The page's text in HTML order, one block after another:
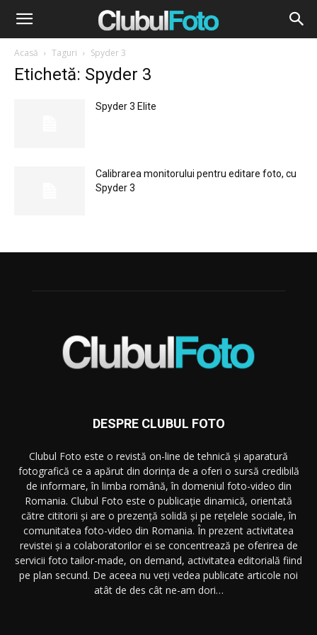
Acasă Taguri Spyder 3
Etichetă: Spyder 3
Spyder 3 Elite
Calibrarea monitorului pentru editare foto, cu
Spyder 3
DESPRE CLUBUL FOTO
Clubul Foto este o revistă on-line de tehnică și aparatură
fotografică ce a apărut din dorința de a oferi o sursă credibilă
de informare, în limba română, în domeniul foto-video din
Romania. Clubul Foto este o publicație dinamică, orientată
către cititorii și are o prezență solidă și pe rețelele sociale, în
comunitatea foto-video din Romania. În prezent activitatea
revistei și a colaboratorilor ei se concentrează pe oferirea de
servicii foto tailor-made, on demand, activitatea editorială fiind
pe plan secund. De aceea nu veți vedea publicate articole noi
atât de des cât ne-am dori…